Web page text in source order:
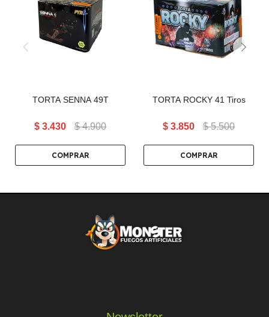
Velocidad y precisión en 49
detonaciones. Un show de
ritmo acelerado inspirado en
la alta competencia. Impacto
rápido y certero.
TORTA SENNA 49T
$ 3.430 $ 4.900
TORTA ROCKY 41 Tiros
TORTA ROCKY 41 Tiros
$ 3.850 $ 5.500